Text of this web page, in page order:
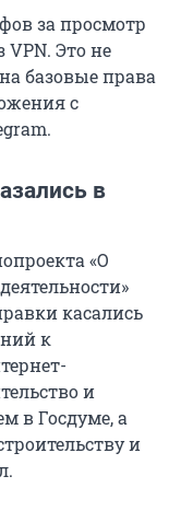
за просмотр
VPN. Это не
базовые права
с
в
«О
касались
к
и
в Госдуме, а
и